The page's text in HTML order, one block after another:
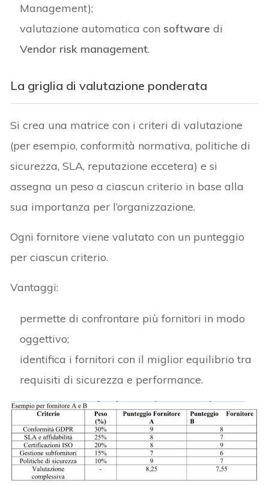
Management);
valutazione automatica con software di
Vendor risk management.
La griglia di valutazione ponderata
Si crea una matrice con i criteri di valutazione
(per esempio, conformità normativa, politiche di
sicurezza, SLA, reputazione eccetera) e si
assegna un peso a ciascun criterio in base alla
sua importanza per l’organizzazione.
Ogni fornitore viene valutato con un punteggio
per ciascun criterio.
Vantaggi:
permette di confrontare più fornitori in modo
oggettivo;
identifica i fornitori con il miglior equilibrio tra
requisiti di sicurezza e performance.